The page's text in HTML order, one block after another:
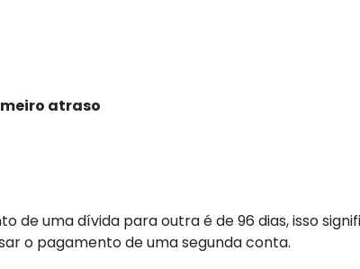
atraso
uma dívida para outra é de 96 dias, isso
o pagamento de uma segunda conta.